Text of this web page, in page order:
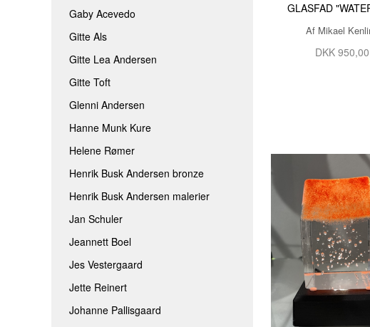
Gaby Acevedo
Gitte Als
Gitte Lea Andersen
Gitte Toft
Glenni Andersen
Hanne Munk Kure
Helene Rømer
Henrik Busk Andersen bronze
Henrik Busk Andersen malerier
Jan Schuler
Jeannett Boel
Jes Vestergaard
Jette Reinert
Johanne Pallisgaard
GLASFAD
Af Mikael
DKK 950,00